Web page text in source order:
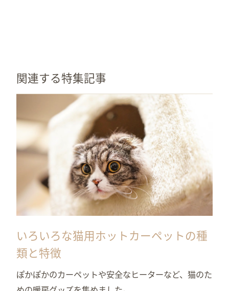
関連する特集記事
いろいろな猫用ホットカーペットの種
類と特徴
ぽかぽかのカーペットや安全なヒーターなど、猫のた